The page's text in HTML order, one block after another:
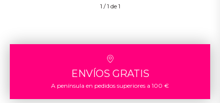
1 / 1 de 1
ENVÍOS GRATIS
A península en pedidos superiores a 100 €